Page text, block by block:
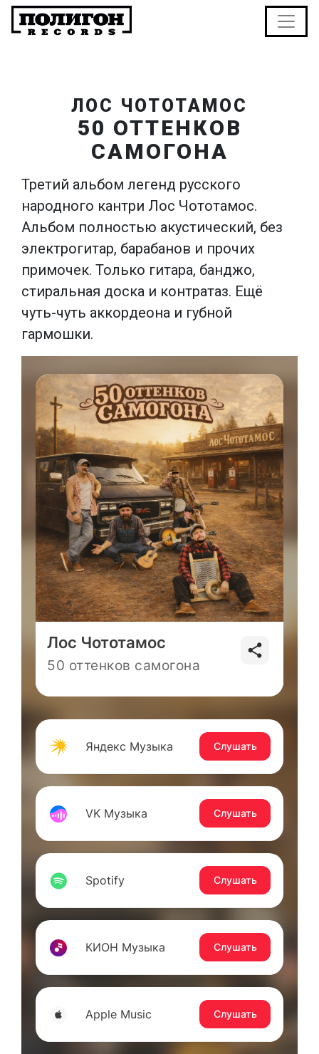
ЛОС ЧОТОТАМОС
50 ОТТЕНКОВ
САМОГОНА
Третий альбом легенд русского
народного кантри Лос Чототамос.
Альбом полностью акустический, без
электрогитар, барабанов и прочих
примочек. Только гитара, банджо,
стиральная доска и контратаз. Ещё
чуть-чуть аккордеона и губной
гармошки.